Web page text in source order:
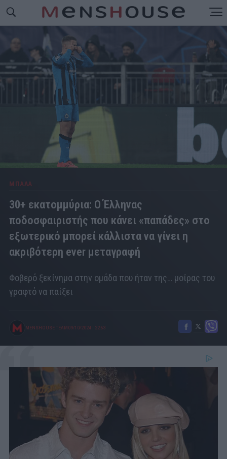
ΜΠΑΛΑ
30+ εκατομμύρια: Ο Έλληνας
ποδοσφαιριστής που κάνει «παπάδες» στο
εξωτερικό μπορεί κάλλιστα να γίνει η
ακριβότερη ever μεταγραφή
Φοβερό ξεκίνημα στην ομάδα που ήταν της… μοίρας του
γραφτό να παίξει
MENSHOUSE TEAM 09/10/2024 22:53